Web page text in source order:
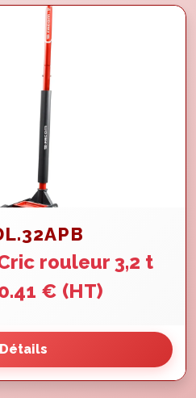
rouleur 3,2 t
€ (HT)